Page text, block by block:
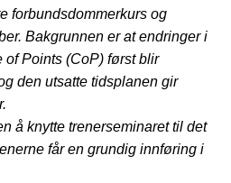
forbundsdommerkurs og
Bakgrunnen er at endringer i
Points (CoP) først blir
den utsatte tidsplanen gir
å knytte trenerseminaret til det
får en grundig innføring i